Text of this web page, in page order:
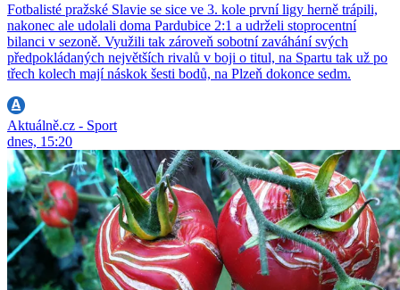
Fotbalisté pražské Slavie se sice ve 3. kole první ligy herně trápili,
nakonec ale udolali doma Pardubice 2:1 a udrželi stoprocentní
bilanci v sezoně. Využili tak zároveň sobotní zaváhání svých
předpokládaných největších rivalů v boji o titul, na Spartu tak už po
třech kolech mají náskok šesti bodů, na Plzeň dokonce sedm.
Aktuálně.cz - Sport
dnes, 15:20